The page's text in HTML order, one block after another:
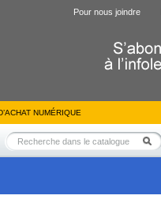
Pour nous joindre
NUMÉRIQUE